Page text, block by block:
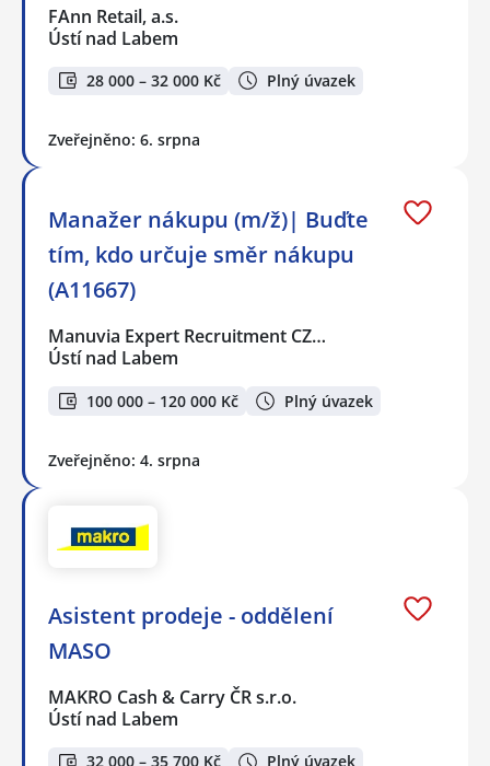
FAnn Retail, a.s.
Ústí nad Labem
28 000 – 32 000 Kč Plný úvazek
Zveřejněno: 6. srpna
Manažer nákupu (m/ž)| Buďte
tím, kdo určuje směr nákupu
(A11667)
Manuvia Expert Recruitment CZ…
Ústí nad Labem
100 000 – 120 000 Kč Plný úvazek
Zveřejněno: 4. srpna
Asistent prodeje - oddělení
MASO
MAKRO Cash & Carry ČR s.r.o.
Ústí nad Labem
32 000 – 35 700 Kč
Plný úvazek